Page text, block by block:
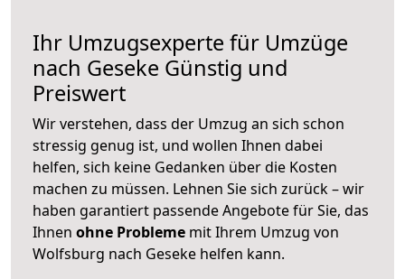
Ihr Umzugsexperte für Umzüge
nach Geseke Günstig und
Preiswert
Wir verstehen, dass der Umzug an sich schon
stressig genug ist, und wollen Ihnen dabei
helfen, sich keine Gedanken über die Kosten
machen zu müssen. Lehnen Sie sich zurück – wir
haben garantiert passende Angebote für Sie, das
Ihnen ohne Probleme mit Ihrem Umzug von
Wolfsburg nach Geseke helfen kann.